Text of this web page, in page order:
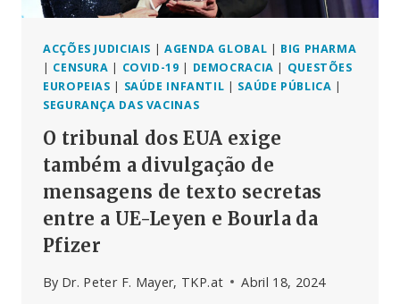
ACÇÕES JUDICIAIS | AGENDA GLOBAL | BIG PHARMA
| CENSURA | COVID-19 | DEMOCRACIA | QUESTÕES
EUROPEIAS | SAÚDE INFANTIL | SAÚDE PÚBLICA |
SEGURANÇA DAS VACINAS
O tribunal dos EUA exige
também a divulgação de
mensagens de texto secretas
entre a UE-Leyen e Bourla da
Pfizer
By Dr. Peter F. Mayer, TKP.at Abril 18, 2024